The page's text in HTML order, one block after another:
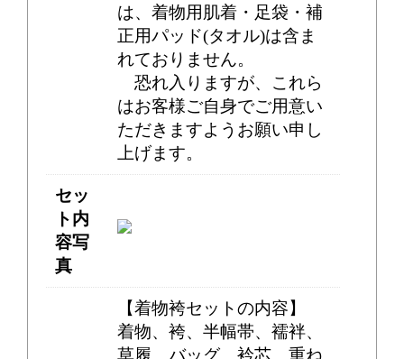
は、着物用肌着・足袋・補
正用パッド(タオル)は含ま
れておりません。
恐れ入りますが、これら
はお客様ご自身でご用意い
ただきますようお願い申し
上げます。
セッ
ト内
容写
真
【着物袴セットの内容】
着物、袴、半幅帯、襦袢、